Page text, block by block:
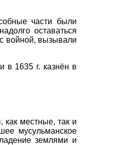
части были
оставаться
войной, вызывали
в 1635 г. казнён в
как местные, так и
мусульманское
землями и